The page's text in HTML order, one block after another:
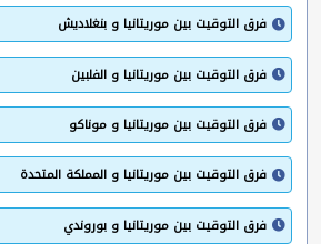
فرق التوقيت بين موريتانيا و بنغلاديش
فرق التوقيت بين موريتانيا و الفلبين
فرق التوقيت بين موريتانيا و موناكو
فرق التوقيت بين موريتانيا و المملكة المتحدة
فرق التوقيت بين موريتانيا و بوروندي